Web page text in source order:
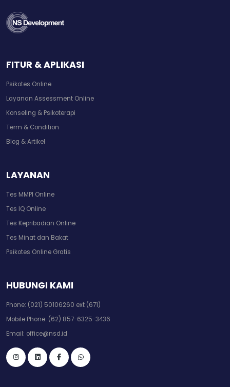
FITUR & APLIKASI
Psikotes Online
Layanan Assessment Online
Konseling & Psikoterapi
Term & Condition
Blog & Artikel
LAYANAN
Tes MMPI Online
Tes IQ Online
Tes Kepribadian Online
Tes Minat dan Bakat
Psikotes Online Gratis
HUBUNGI KAMI
Phone: (021) 50106260 ext (671)
Mobile Phone: (62) 857-6325-3436
Email: office@nsd.id